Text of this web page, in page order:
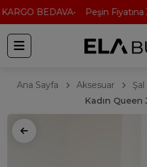
BEDAVA Peşin Fiyatına
Ana Sayfa Aksesuar
Kadın Queen